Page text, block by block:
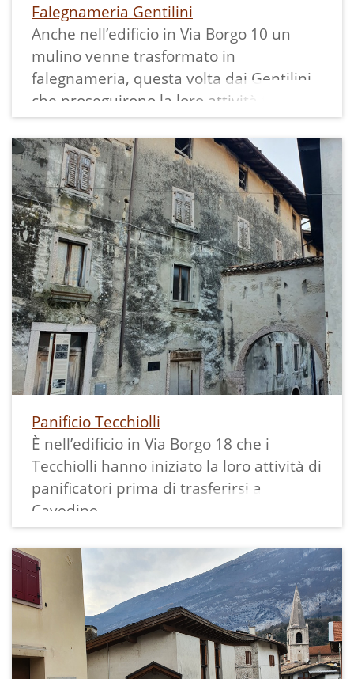
Falegnameria Gentilini
Anche nell’edificio in Via Borgo 10 un
mulino venne trasformato in
falegnameria, questa volta dai Gentilini,
che proseguirono la loro attività fino al
1966.
Terminava con questo edificio il canale
di derivazione della Roggia Grande.
Dopo aver fatto girare l’ultima ruota
idraulica di Vezzano, l’acqua che ne
usciva si univa a quella di una vicina
sorgente per tornare poi nella Roggia
Grande poco più a sud.
---
Il lavoro unitario di ricerca sugli opifici ad
acqua della Valle dei Laghi, curato da
Ecomuseo prima della nascita
dell'Archivio della Memoria, è qui
consultabile, nello specifico a pag. 18-22:
Panificio Tecchiolli
È nell’edificio in Via Borgo 18 che i
Tecchiolli hanno iniziato la loro attività di
panificatori prima di trasferirsi a
Cavedine.
Avevano iniziato come fabbri, poi sono
passati alla macinazione ed infine hanno
aggiunto anche la panificazione.
---
Il lavoro unitario di ricerca sugli opifici ad
acqua della Valle dei Laghi, curato da
Ecomuseo prima della nascita